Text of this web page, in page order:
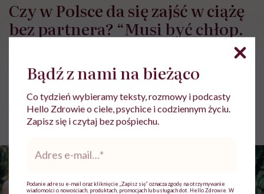
Czy w Polsce da się zajść w ciążę
bez partnera? “Musi być chłop.
dziecko długopisem”
Paulina Dudek
Opublikowano:21.07.2025 12:10
Aktualizacja:21.07.2025 14:15
Bądź z nami na bieżąco
Co tydzień wybieramy teksty, rozmowy i podcasty
Hello Zdrowie o ciele, psychice i codziennym życiu.
Zapisz się i czytaj bez pośpiechu.
mail*
Podanie adresu e-mail oraz kliknięcie „Zapisz się” oznacza zgodę na otrzymywanie
wiadomości o nowościach, produktach, promocjach lub usługach dot. Hello Zdrowie. W